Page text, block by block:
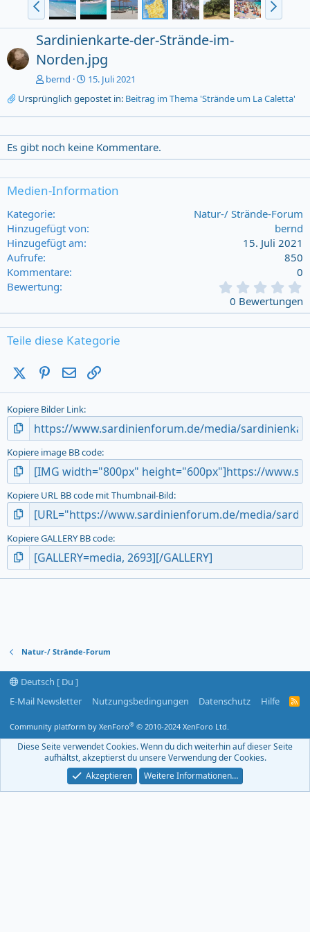
Sardinienkarte-der-Strände-im-
Norden.jpg
bernd
15. Juli 2021
Ursprünglich gepostet in: Beitrag im Thema 'Strände um La Caletta'
Es gibt noch keine Kommentare.
Medien-Information
Kategorie
Natur-/ Strände-Forum
Hinzugefügt von
bernd
Hinzugefügt am
15. Juli 2021
Aufrufe
850
Kommentare
0
Bewertung
0
0
s
0 Bewertungen
Teile diese Kategorie
X (Twitter)Pinterest
E-Mail
Kopiere Bilder Link
Kopiere image BB code
Kopiere URL BB code mit Thumbnail-Bild
Kopiere GALLERY BB code
Natur-/ Strände-Forum
Deutsch [ Du ]
E-Mail Newsletter
Nutzungsbedingungen Datenschutz Hilfe
R
F
Community platform by XenForo® © 2010-2024 XenForo Ltd.
Diese Seite verwendet Cookies. Wenn du dich weiterhin auf dieser Seite
aufhältst, akzeptierst du unsere Verwendung der Cookies.
Akzeptieren
Weitere Informationen…